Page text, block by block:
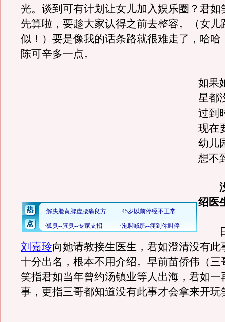
光。谈到可有计划让女儿加入娱乐圈？君如
先算啦，要趁大家认得之前去整容。（女儿
似！）要是像我的话条路就很难走了，哈哈
陈可辛多一点。
如果
星都
过到
现在
幼儿
想不
绍医
日
刘嘉玲向她请教接生医生，君如澄清没有此
十分出名，根本不用介绍。早前苗侨伟（三
笑指君如当年曾约汤镇业等人出海，君如一
事，更指三哥都知道没有此事才会拿来开玩